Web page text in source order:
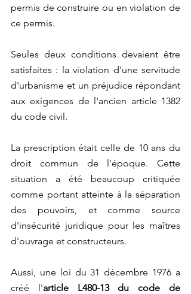
permis de construire ou en violation de
ce permis.
Seules deux conditions devaient être
satisfaites : la violation d'une servitude
d'urbanisme et un préjudice répondant
aux exigences de l'ancien article 1382
du code civil.
La prescription était celle de 10 ans du
droit commun de l'époque. Cette
situation a été beaucoup critiquée
comme portant atteinte à la séparation
des pouvoirs, et comme source
d'insécurité juridique pour les maîtres
d'ouvrage et constructeurs.
Aussi, une loi du 31 décembre 1976 a
créé l'article L480-13 du code de